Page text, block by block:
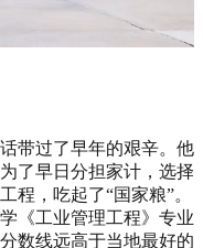
带过了早年的艰辛。他
了早日分担家计，选择
程，吃起了“国家粮”。
《工业管理工程》专业
数线远高于当地最好的